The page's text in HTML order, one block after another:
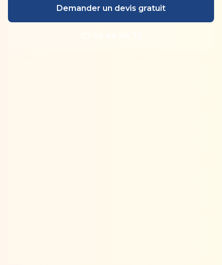
Demander un devis gratuit